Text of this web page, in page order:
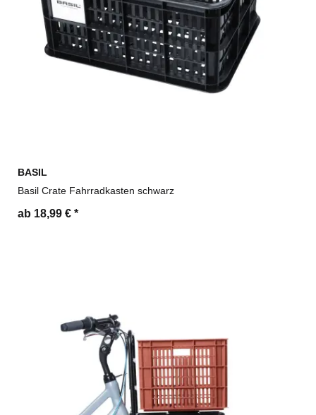
BASIL
Basil Crate Fahrradkasten schwarz
ab 18,99 € *